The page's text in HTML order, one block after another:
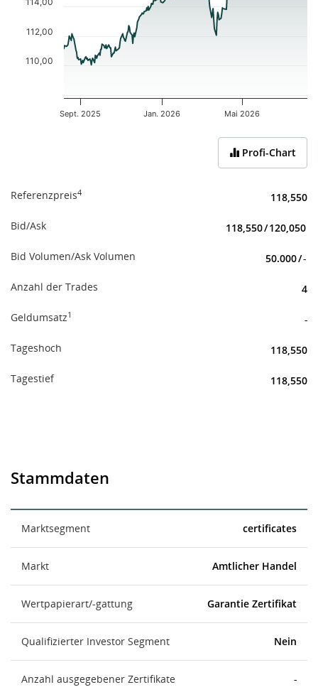
Sept. 2025 Jan. 2026 Mai 2026
110,00
112,00
Profi-Chart
Referenzpreis4 118,550
Bid/Ask 118,550/120,050
Bid Volumen/Ask Volumen 50.000/-
Anzahl der Trades 4
Geldumsatz1 -
Tageshoch 118,550
Tagestief 118,550
Stammdaten
Marktsegment certificates
Markt Amtlicher Handel
Wertpapierart/-gattung Garantie Zertifikat
Qualifizierter Investor Segment Nein
Anzahl ausgegebener Zertifikate -